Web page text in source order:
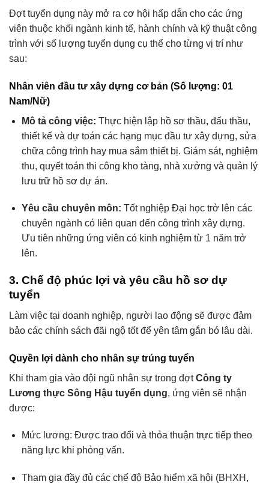
Đợt tuyển dụng này mở ra cơ hội hấp dẫn cho các ứng
viên thuộc khối ngành kinh tế, hành chính và kỹ thuật công
trình với số lượng tuyển dụng cụ thể cho từng vị trí như
sau:
Nhân viên đầu tư xây dựng cơ bản (Số lượng: 01
Nam/Nữ)
Mô tả công việc: Thực hiện lập hồ sơ thầu, đấu thầu,
thiết kế và dự toán các hạng mục đầu tư xây dựng, sửa
chữa công trình hay mua sắm thiết bị. Giám sát, nghiệm
thu, quyết toán thi công kho tàng, nhà xưởng và quản lý
lưu trữ hồ sơ dự án.
Yêu cầu chuyên môn: Tốt nghiệp Đại học trở lên các
chuyên ngành có liên quan đến công trình xây dựng.
Ưu tiên những ứng viên có kinh nghiệm từ 1 năm trở
lên.
3. Chế độ phúc lợi và yêu cầu hồ sơ dự
tuyển
Làm việc tại doanh nghiệp, người lao động sẽ được đảm
bảo các chính sách đãi ngộ tốt để yên tâm gắn bó lâu dài.
Quyền lợi dành cho nhân sự trúng tuyển
Khi tham gia vào đội ngũ nhân sự trong đợtCông ty
Lương thực Sông Hậu tuyển dụng, ứng viên sẽ nhận
được:
Mức lương: Được trao đổi và thỏa thuận trực tiếp theo
năng lực khi phỏng vấn.
Tham gia đầy đủ các chế độ Bảo hiểm xã hội (BHXH,